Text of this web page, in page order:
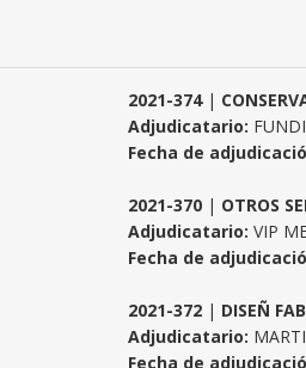
2021-374|
Adjudicatario:
Fecha de
2021-370 | OTROS
Adjudicatario: VIP
Fecha de
2021-372 | DISEÑ
Adjudicatario:
Fecha de